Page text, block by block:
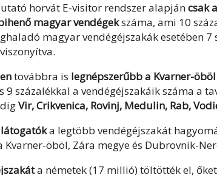
horvát E-visitor rendszer alapjáncsak
magyar vendégekszáma, ami 10
magyar vendégéjszakák esetében
továbbra is legnépszerűbb a Kvarner-
9 százalékkal a vendégéjszakáik száma a
Vir, Crikvenica, Rovinj, Medulin, Rab,
a legtöbb vendégéjszakát
Kvarner-öböl, Zára megye és Dubrovnik-
a németek (17 millió) töltötték el,